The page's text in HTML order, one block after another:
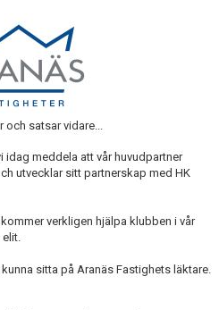
och satsar vidare...
meddela att vår huvudpartner
utvecklar sitt partnerskap med HK
verkligen hjälpa klubben i vår
sitta på Aranäs Fastighets läktare.